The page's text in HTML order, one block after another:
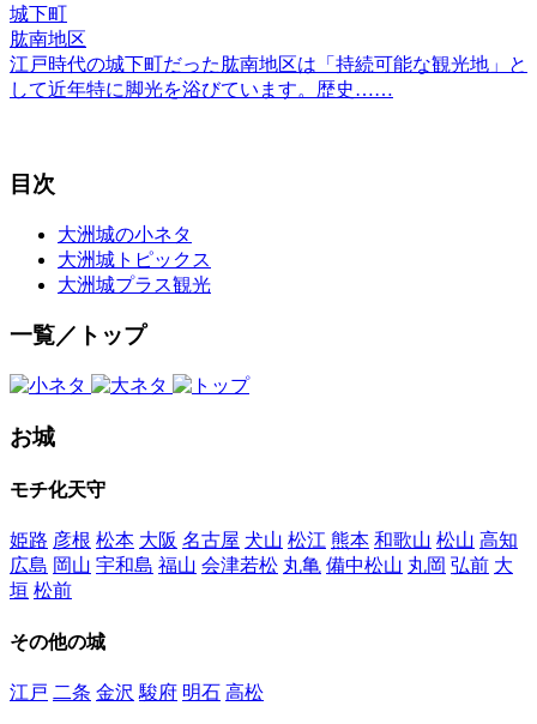
城下町
肱南地区
江戸時代の城下町だった肱南地区は「持続可能な観光地」と
して近年特に脚光を浴びています。歴史……
目次
大洲城の小ネタ
大洲城トピックス
大洲城プラス観光
一覧／トップ
お城
モチ化天守
姫路 彦根 松本 大阪 名古屋 犬山 松江 熊本 和歌山 松山 高知
広島 岡山 宇和島 福山 会津若松 丸亀 備中松山 丸岡 弘前 大
垣 松前
その他の城
江戸 二条 金沢 駿府 明石 高松